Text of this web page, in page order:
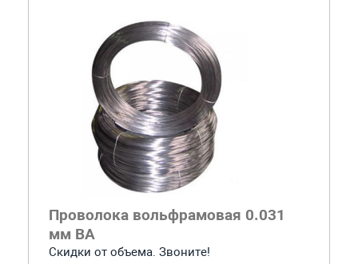
Проволока вольфрамовая 0.031
мм ВА
Скидки от объема. Звоните!